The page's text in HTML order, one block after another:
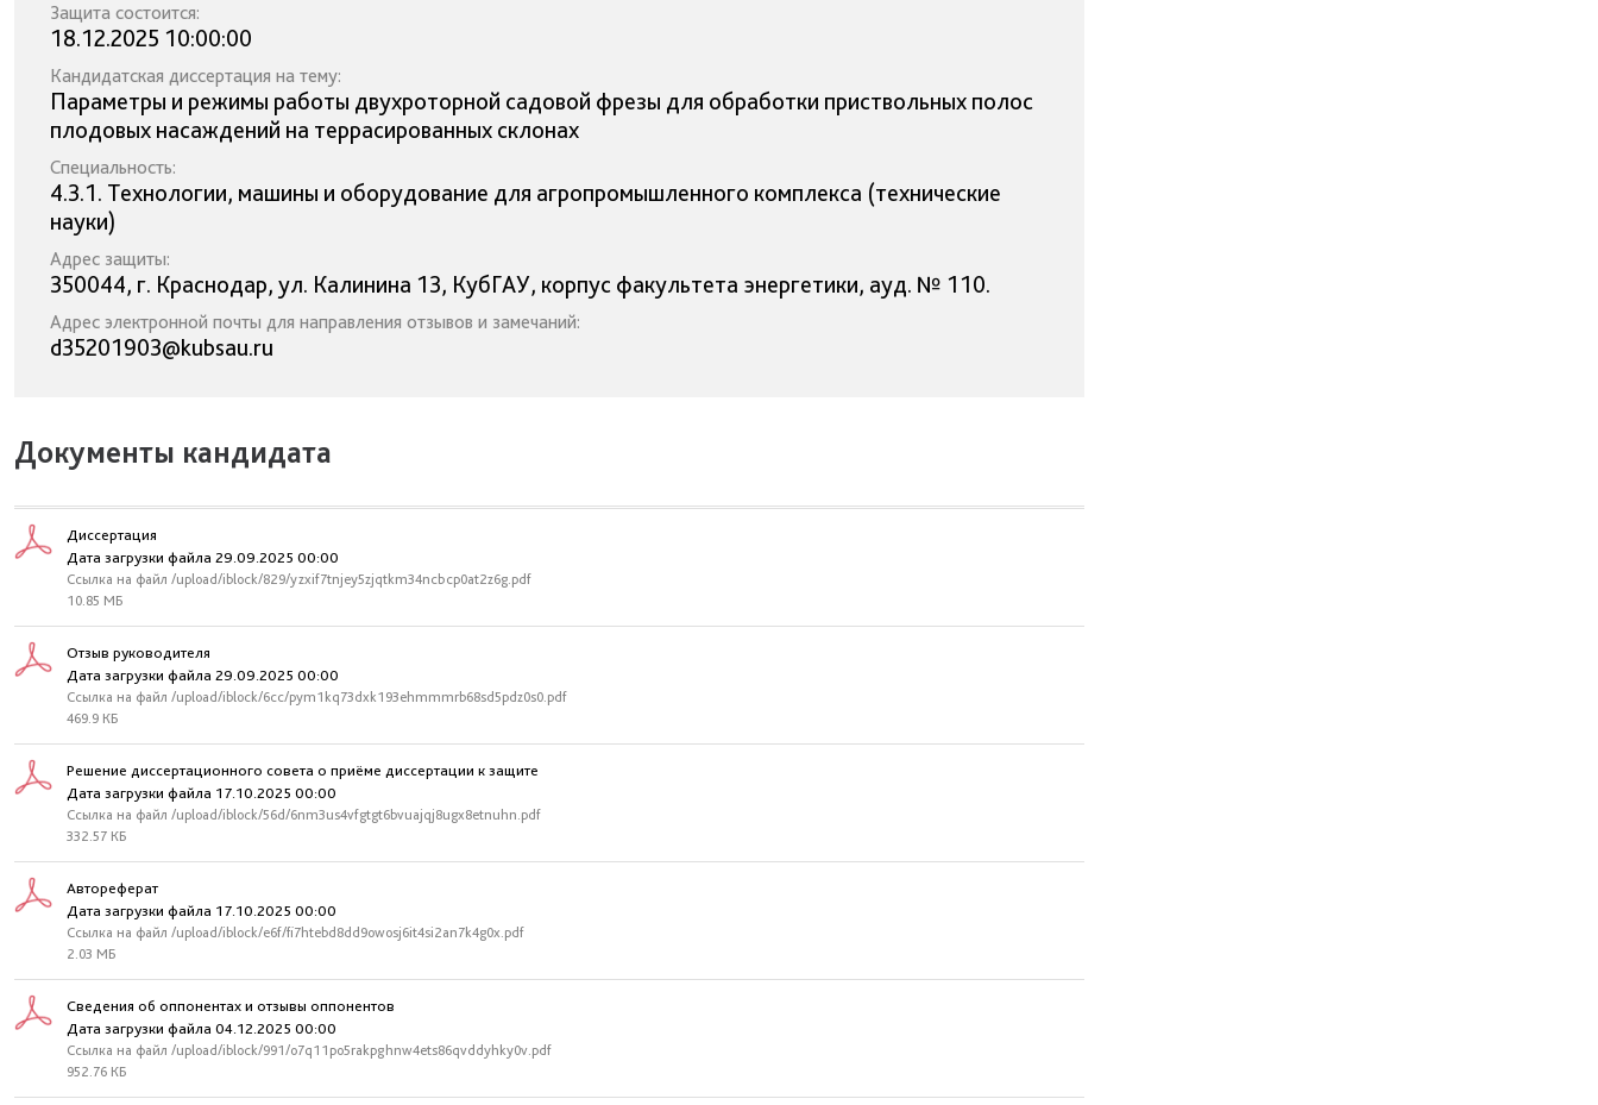
Защита состоится:
18.12.2025 10:00:00
Кандидатская диссертация на тему:
Параметры и режимы работы двухроторной садовой фрезы для обработки приствольных полос
плодовых насаждений на террасированных склонах
Специальность:
4.3.1. Технологии, машины и оборудование для агропромышленного комплекса (технические
науки)
Адрес защиты:
350044, г. Краснодар, ул. Калинина 13, КубГАУ, корпус факультета энергетики, ауд. № 110.
Адрес электронной почты для направления отзывов и замечаний:
d35201903@kubsau.ru
Документы кандидата
Диссертация
Дата загрузки файла 29.09.2025 00:00
Ссылка на файл /upload/iblock/829/yzxif7tnjey5zjqtkm34ncbcp0at2z6g.pdf
10.85 МБ
Отзыв руководителя
Дата загрузки файла 29.09.2025 00:00
Ссылка на файл /upload/iblock/6cc/pym1kq73dxk193ehmmmrb68sd5pdz0s0.pdf
469.9 КБ
Решение диссертационного совета о приёме диссертации к защите
Дата загрузки файла 17.10.2025 00:00
Ссылка на файл /upload/iblock/56d/6nm3us4vfgtgt6bvuajqj8ugx8etnuhn.pdf
332.57 КБ
Автореферат
Дата загрузки файла 17.10.2025 00:00
Ссылка на файл /upload/iblock/e6f/fi7htebd8dd9owosj6it4si2an7k4g0x.pdf
2.03 МБ
Сведения об оппонентах и отзывы оппонентов
Дата загрузки файла 04.12.2025 00:00
Ссылка на файл /upload/iblock/991/o7q11po5rakpghnw4ets86qvddyhky0v.pdf
952.76 КБ